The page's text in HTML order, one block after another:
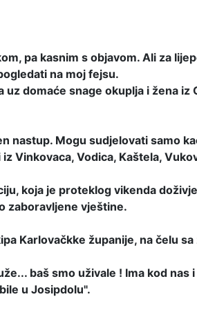
pa kasnim s objavom. Ali za
na moj fejsu.
domaće snage okuplja i žena
nastup. Mogu sudjelovati samo
Vinkovaca, Vodica, Kaštela,
koja je proteklog vikenda
zaboravljene vještine.
Karlovačkke županije, na čelu
baš smo uživale ! Ima kod
u Josipdolu".